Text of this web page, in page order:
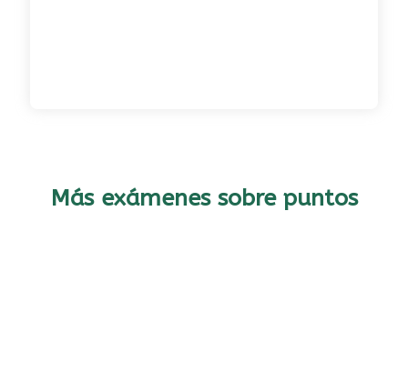
Más exámenes sobre puntos